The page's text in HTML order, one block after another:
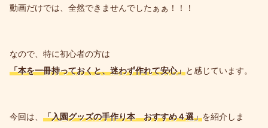
動画だけでは、全然できませんでしたぁぁ！！！
なので、特に初心者の方は
「本を一冊持っておくと、迷わず作れて安心」と感じています。
今回は、 「入園グッズの手作り本 おすすめ４選」を紹介しま